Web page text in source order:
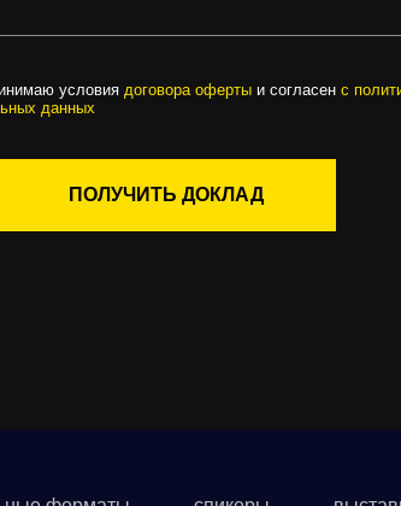
условия договора оферты и согласен с
данных
ПОЛУЧИТЬ ДОКЛАД